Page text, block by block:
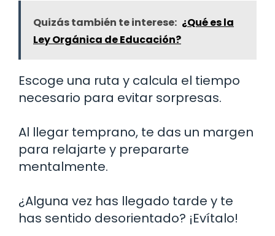
Quizás también te interese: ¿Qué es la
Ley Orgánica de Educación?
Escoge una ruta y calcula el tiempo
necesario para evitar sorpresas.
Al llegar temprano, te das un margen
para relajarte y prepararte
mentalmente.
¿Alguna vez has llegado tarde y te
has sentido desorientado? ¡Evítalo!